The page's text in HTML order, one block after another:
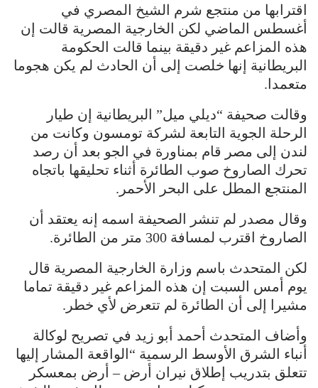
اقترابها من منتجع شرم الشيخ المصري في
أغسطس الماضي لكن الخارجية المصرية قالت إن
هذه المزاعم غير دقيقة بينما قالت الحكومة
البريطانية إنها خلصت إلى أن الحادث لم يكن هجوما
متعمدا.
وقالت صحيفة “ديلي ميل” البريطانية إن طيار
الرحلة الجوية التابعة لشركة تومسون وكانت من
لندن إلى مصر قام بمناورة في الجو بعد أن رصد
تحرك الصاروخ صوب الطائرة أثناء تحليقها باتجاه
المنتجع المطل على البحر الأحمر.
وقال مصدر لم تنشر الصحيفة اسمه إنه يعتقد أن
الصاروخ اقترب لمسافة 300 متر من الطائرة.
لكن المتحدث باسم وزارة الخارجية المصرية قال
يوم أمس السبت إن هذه المزاعم غير دقيقة تماما
مشيرا إلى أن الطائرة لم تتعرض لأي خطر.
وأضاف المتحدث أحمد أبو زيد في تصريح لوكالة
أنباء الشرق الأوسط الرسمية “الواقعة المشار إليها
تتعلق بتدريب إطلاق نيران أرض – أرض بمعسكر